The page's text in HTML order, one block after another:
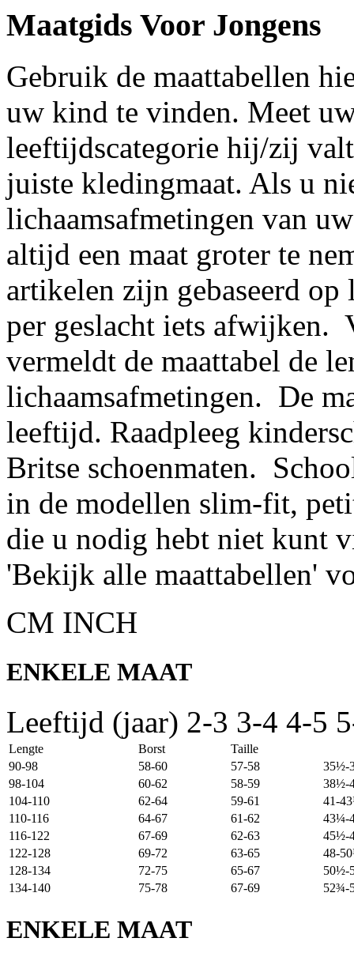
Maatgids Voor Jongens
Gebruik de maattabellen
uw kind te vinden. Meet
leeftijdscategorie hij/zij
juiste kledingmaat. Als u
lichaamsafmetingen van
altijd een maat groter te
artikelen zijn gebaseerd
per geslacht iets afwijken.
vermeldt de maattabel de
lichaamsafmetingen. De
leeftijd. Raadpleeg
Britse schoenmaten.
in de modellen slim-fit,
die u nodig hebt niet kunt
'Bekijk alle maattabellen'
CM INCH
ENKELE MAAT
Leeftijd (jaar) 2-3 3-4 4-5
Lengte Borst
Taille
90-98
58-60 57-58
35½-
98-104
60-62 58-59
38½-
104-110
62-64 59-61
41-
110-116
64-67 61-62
43¼-
116-122
67-69 62-63
45½-
122-128
69-72 63-65
48-
128-134
72-75 65-67
50½-
134-140
75-78 67-69 52¾-
ENKELE MAAT